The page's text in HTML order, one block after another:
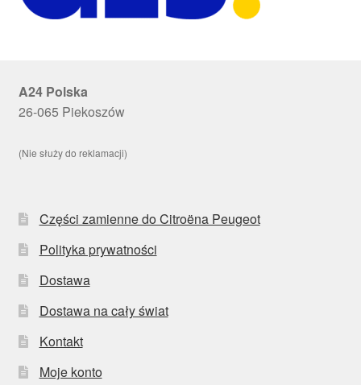
A24 Polska
26-065 Piekoszów
(Nie służy do reklamacji)
Części zamienne do Citroëna Peugeot
Polityka prywatności
Dostawa
Dostawa na cały świat
Kontakt
Moje konto